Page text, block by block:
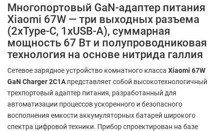
Многопортовый GaN-адаптер питания
Xiaomi 67W — три выходных разъема
(2xType-C, 1xUSB-A), суммарная
мощность 67 Вт и полупроводниковая
технология на основе нитрида галлия
Сетевое зарядное устройство комнатного класса Xiaomi 67W
GaN Charger 2C1A представляет собой высокотехнологичный
трехпортовый адаптер питания, разработанный для
автоматизации процессов ускоренного и безопасного
восполнения емкости аккумуляторных батарей широкого
спектра цифровой техники. Прибор спроектирован на базе